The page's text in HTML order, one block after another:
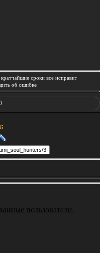
сроки все исправит
об ошибке
пользователи.